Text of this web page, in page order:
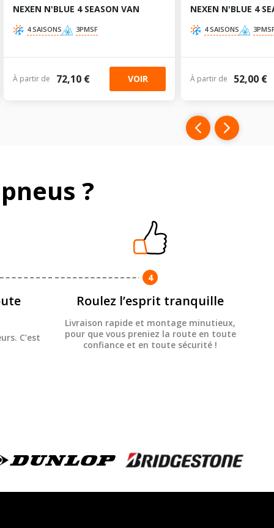
NEXEN N'BLUE 4 SEASON VAN
4 SAISONS 3PMSF
À partir de 72,10 € VOIR
NEXEN N'BLUE 4
4 SAISONS
À partir de 52,00 €
?
C’est
4
Roulez l’esprit tranquille
Livraison rapide et montage minutieux,
pour que vous preniez la route en toute
confiance et en toute sécurité !